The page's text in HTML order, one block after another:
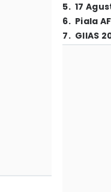
5. 17
6. Piala
7. GIIAS